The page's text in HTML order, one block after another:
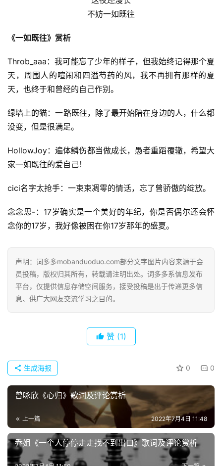
页
好
词
不妨一如既往
《一如既往》赏析
Throb_aaa：我可能忘了少年的样子，但我始终记得那个夏
天，周围人的喧闹和四溢芍药的风，我不再拥有那样的夏
天，也终于和曾经的自己作别。
绿墙上的猫：一路既往，除了最开始陪在身边的人，什么都
没变，但是很满足。
HollowJoy：遍体鳞伤都当做成长，愚者重蹈覆辙，希望大
家一如既往的爱自己！
cici名字太抢手：一束束凋零的情话，忘了曾骄傲的绽放。
念念思-：17岁确实是一个美好的年纪，你是否偶尔还会怀
念你的17岁，我好像被困在你17岁那年的盛夏。
声明：词多多mobanduoduo.com部分文字图片内容来源于会
员投稿，版权归其所有，转载请注明出处。词多多系信息发布
平台，仅提供信息存储空间服务，接受投稿是出于传递更多信
息、供广大网友交流学习之目的。
赞 (1)
0 0
生成海报
曾咏欣《心归》歌词及评论赏析
上一篇 2022年7月4日 11:48
乔姐《一个人停停走走找不到出口》歌词及评论赏析